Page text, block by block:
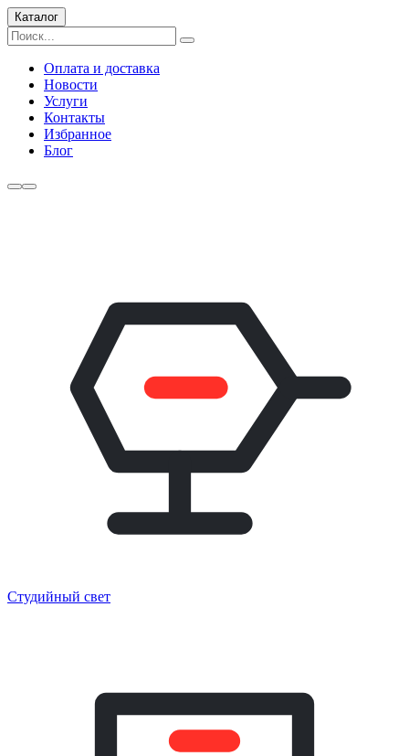
Каталог
Оплата и доставка
Новости
Услуги
Контакты
Избранное
Блог
Студийный свет